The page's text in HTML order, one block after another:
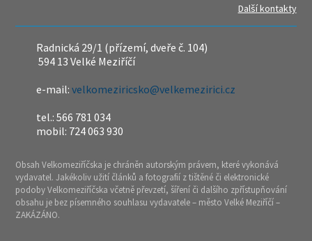
Další kontakty
Radnická 29/1 (přízemí, dveře č. 104)
594 13 Velké Meziříčí
e-mail:velkomeziricsko@velkemezirici.cz
tel.: 566 781 034
mobil: 724 063 930
Obsah Velkomeziříčska je chráněn autorským právem, které vykonává
vydavatel. Jakékoliv užití článků a fotografií z tištěné či elektronické
podoby Velkomeziříčska včetně převzetí, šíření či dalšího zpřístupňování
obsahu je bez písemného souhlasu vydavatele – město Velké Meziříčí –
ZAKÁZÁNO.